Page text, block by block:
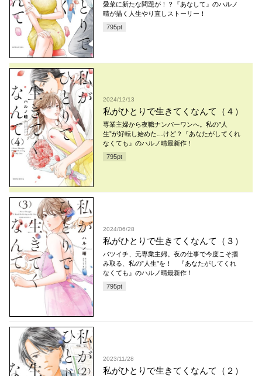
愛菜に新たな問題が！？『あなして』のハルノ
晴が描く人生やり直しストーリー！
795pt
2024/12/13
私がひとりで生きてくなんて（４）
専業主婦から夜職ナンバーワンへ。私の”人
生”が好転し始めた…けど？『あなたがしてくれ
なくても』のハルノ晴最新作！
795pt
2024/06/28
私がひとりで生きてくなんて（３）
バツイチ、元専業主婦。夜の仕事で今度こそ掴
み取る、私の”人生”を！ 『あなたがしてくれ
なくても』のハルノ晴最新作！
795pt
2023/11/28
私がひとりで生きてくなんて（２）